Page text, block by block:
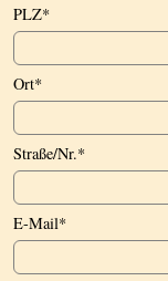
PLZ*
Ort*
Straße/Nr.*
E-Mail*